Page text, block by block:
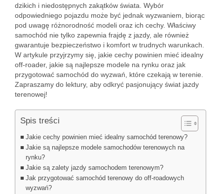
dzikich i niedostępnych zakątków świata. Wybór
odpowiedniego pojazdu może być jednak wyzwaniem, biorąc
pod uwagę różnorodność modeli oraz ich cechy. Właściwy
samochód nie tylko zapewnia frajdę z jazdy, ale również
gwarantuje bezpieczeństwo i komfort w trudnych warunkach.
W artykule przyjrzymy się, jakie cechy powinien mieć idealny
off-roader, jakie są najlepsze modele na rynku oraz jak
przygotować samochód do wyzwań, które czekają w terenie.
Zapraszamy do lektury, aby odkryć pasjonujący świat jazdy
terenowej!
Spis treści
Jakie cechy powinien mieć idealny samochód terenowy?
Jakie są najlepsze modele samochodów terenowych na
rynku?
Jakie są zalety jazdy samochodem terenowym?
Jak przygotować samochód terenowy do off-roadowych
wyzwań?